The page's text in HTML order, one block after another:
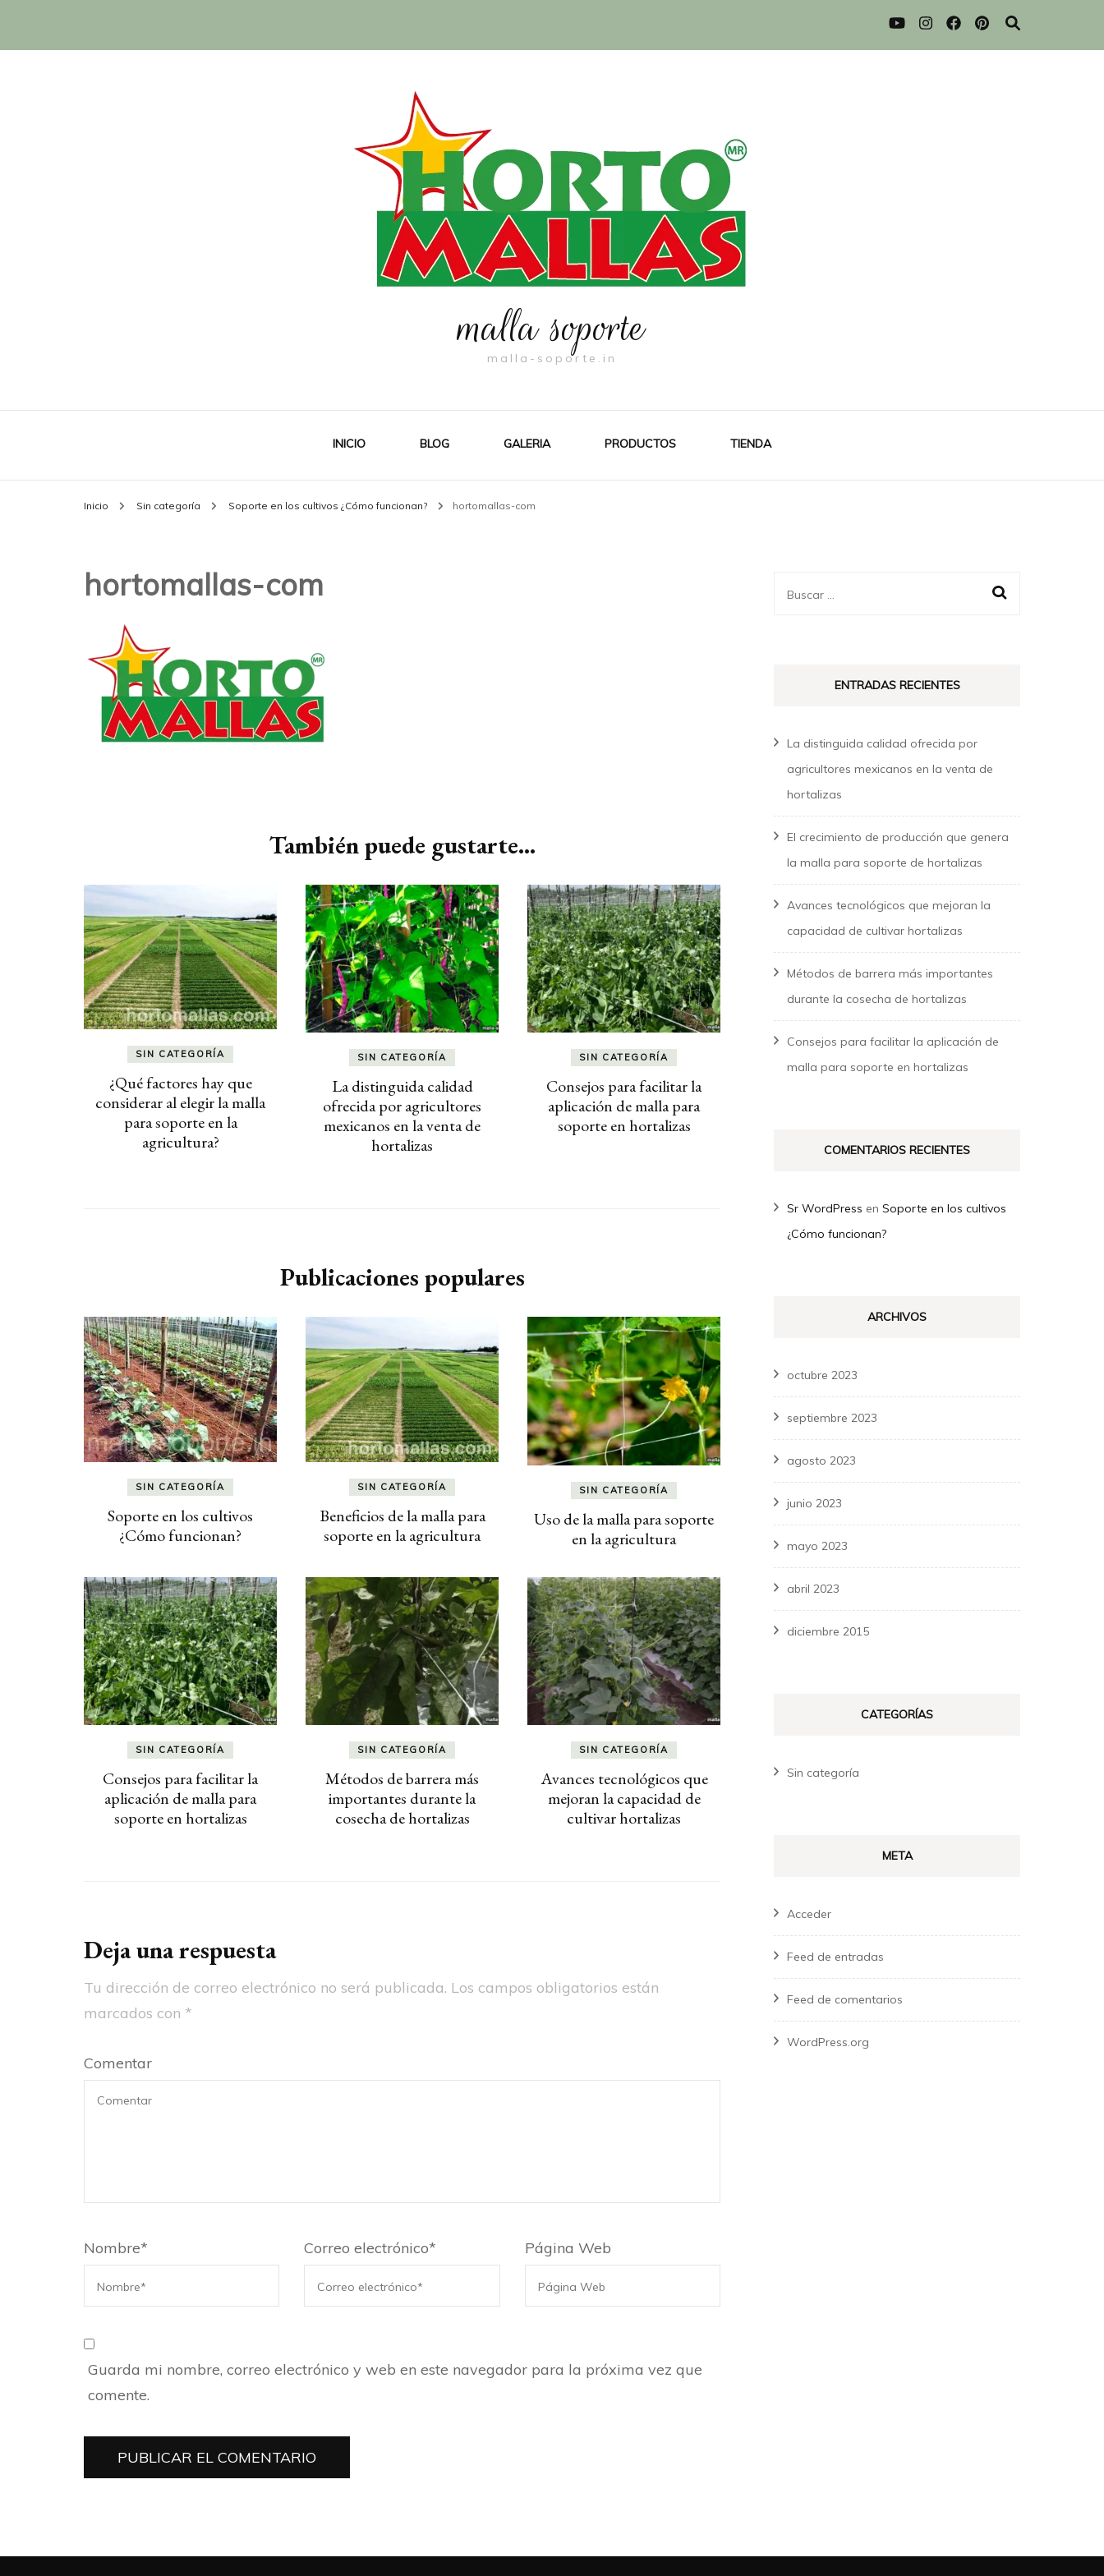
malla soporte
malla-soporte.in
INICIO BLOG GALERIA PRODUCTOS TIENDA
Inicio Sin categoría Soporte en los cultivos ¿Cómo funcionan? hortomallas-com
hortomallas-com
También puede gustarte...
SIN CATEGORÍA
¿Qué factores hay que
considerar al elegir la malla
para soporte en la
agricultura?
SIN CATEGORÍA
La distinguida calidad
ofrecida por agricultores
mexicanos en la venta de
hortalizas
SIN CATEGORÍA
Consejos para facilitar la
aplicación de malla para
soporte en hortalizas
Publicaciones populares
SIN CATEGORÍA
Soporte en los cultivos
¿Cómo funcionan?
SIN CATEGORÍA
Beneficios de la malla para
soporte en la agricultura
SIN CATEGORÍA
Uso de la malla para soporte
en la agricultura
SIN CATEGORÍA
Consejos para facilitar la
aplicación de malla para
soporte en hortalizas
SIN CATEGORÍA
Métodos de barrera más
importantes durante la
cosecha de hortalizas
SIN CATEGORÍA
Avances tecnológicos que
mejoran la capacidad de
cultivar hortalizas
Deja una respuesta
Tu dirección de correo electrónico no será publicada. Los campos obligatorios están
marcados con *
Comentar
Nombre* Correo electrónico* Página Web
Guarda mi nombre, correo electrónico y web en este navegador para la próxima vez que
comente.
Buscar:
ENTRADAS RECIENTES
La distinguida calidad ofrecida por
agricultores mexicanos en la venta de
hortalizas
El crecimiento de producción que genera
la malla para soporte de hortalizas
Avances tecnológicos que mejoran la
capacidad de cultivar hortalizas
Métodos de barrera más importantes
durante la cosecha de hortalizas
Consejos para facilitar la aplicación de
malla para soporte en hortalizas
COMENTARIOS RECIENTES
Sr WordPress en Soporte en los cultivos
¿Cómo funcionan?
ARCHIVOS
octubre 2023
septiembre 2023
agosto 2023
junio 2023
mayo 2023
abril 2023
diciembre 2015
CATEGORÍAS
Sin categoría
META
Acceder
Feed de entradas
Feed de comentarios
WordPress.org